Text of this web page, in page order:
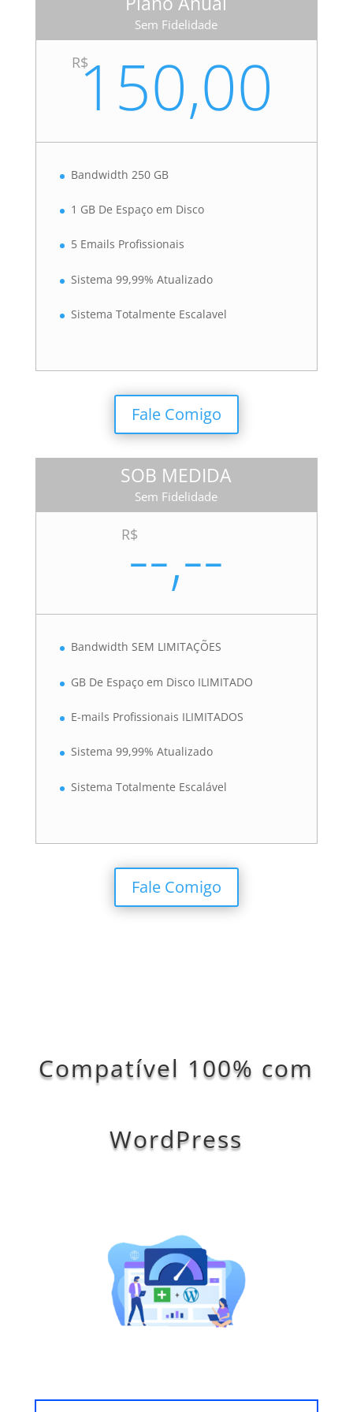
Sem Fidelidade
R$150,00
Bandwidth 250 GB
1 GB De Espaço em Disco
5 Emails Profissionais
Sistema 99,99% Atualizado
Sistema Totalmente Escalavel
Fale Comigo
SOB MEDIDA
Sem Fidelidade
R$--,--
Bandwidth SEM LIMITAÇÕES
GB De Espaço em Disco ILIMITADO
E-mails Profissionais ILIMITADOS
Sistema 99,99% Atualizado
Sistema Totalmente Escalável
Fale Comigo
Compatível 100% com
WordPress